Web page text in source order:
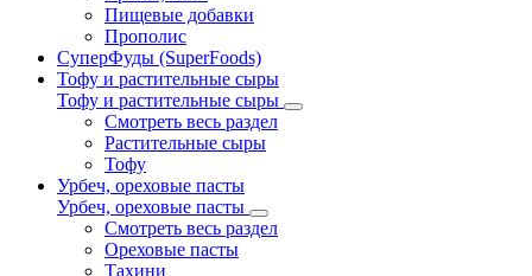
Пищевые добавки
Прополис
СуперФуды (SuperFoods)
Тофу и растительные сыры
Тофу и растительные сыры
Смотреть весь раздел
Растительные сыры
Тофу
Урбеч, ореховые пасты
Урбеч, ореховые пасты
Смотреть весь раздел
Ореховые пасты
Тахини